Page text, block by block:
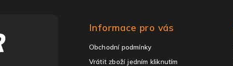
Informace pro vás
Obchodní podmínky
Vrátit zboží jedním kliknutím